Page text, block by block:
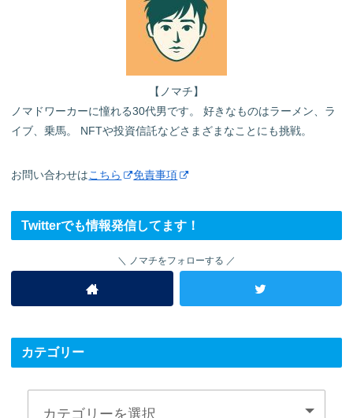
【ノマチ】
ノマドワーカーに憧れる30代男です。 好きなものはラーメン、ラ
イブ、乗馬。 NFTや投資信託などさまざまなことにも挑戦。
お問い合わせはこちら 免責事項
Twitterでも情報発信してます！
ノマチをフォローする
カテゴリー